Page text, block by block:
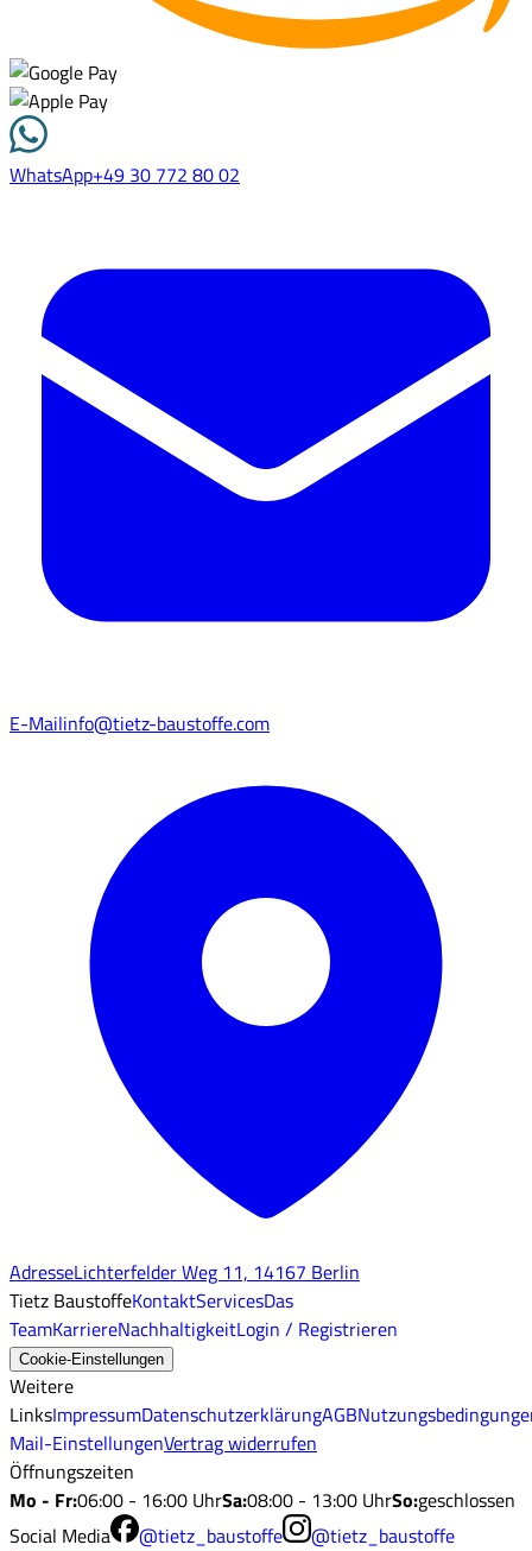
WhatsApp+49 30 772 80 02
E-Mailinfo@tietz-baustoffe.com
AdresseLichterfelder Weg 11, 14167 Berlin
Tietz BaustoffeKontaktServicesDas
TeamKarriereNachhaltigkeitLogin / Registrieren
Cookie-Einstellungen
Weitere
LinksImpressumDatenschutzerklärungAGB
Mail-EinstellungenVertrag widerrufen
Öffnungszeiten
Mo - Fr:06:00 - 16:00 UhrSa:08:00 - 13:00 UhrSo:geschlossen
Social Media
@tietz_baustoffe @tietz_baustoffe